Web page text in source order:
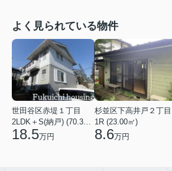
よく見られている物件
世田谷区赤堤１丁目
2LDK＋S(納戸) (70.38㎡)
18.5万円
杉並区下高井戸２丁目
1R (23.00㎡)
8.6万円